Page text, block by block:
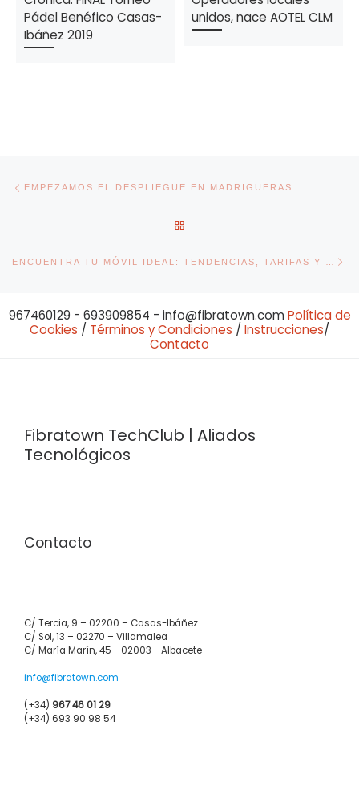
Pádel Benéfico Casas-
Ibáñez 2019
unidos, nace AOTEL CLM
EMPEZAMOS EL DESPLIEGUE EN MADRIGUERAS
967460129 - 693909854 - info@fibratown.com Política de
Cookies / Términos y Condiciones / Instrucciones/
Contacto
Fibratown TechClub | Aliados
Tecnológicos
Contacto
C/ Tercia, 9 – 02200 – Casas-Ibáñez
C/ Sol, 13 – 02270 – Villamalea
C/ María Marín, 45 - 02003 - Albacete
info@fibratown.com
(+34) 967 46 01 29
(+34) 693 90 98 54